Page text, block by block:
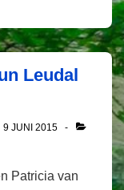
Leudal
9 JUNI 2015
Patricia van